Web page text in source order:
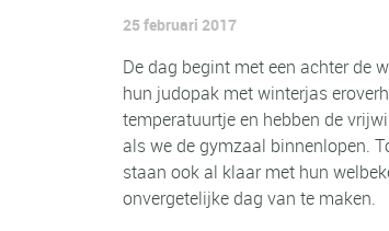
25 februari 2017
De dag begint met een achter de
hun judopak met winterjas
temperatuurtje en hebben de
als we de gymzaal binnenlopen.
staan ook al klaar met hun
onvergetelijke dag van te maken.